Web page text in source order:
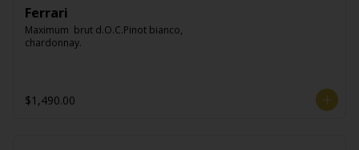
Ferrari
Maximum  brut d.O.C.Pinot bianco,
chardonnay.
$1,490.00